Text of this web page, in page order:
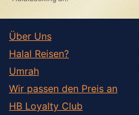
Über Uns
Halal Reisen?
Umrah
Wir passen den Preis an
HB Loyalty Club